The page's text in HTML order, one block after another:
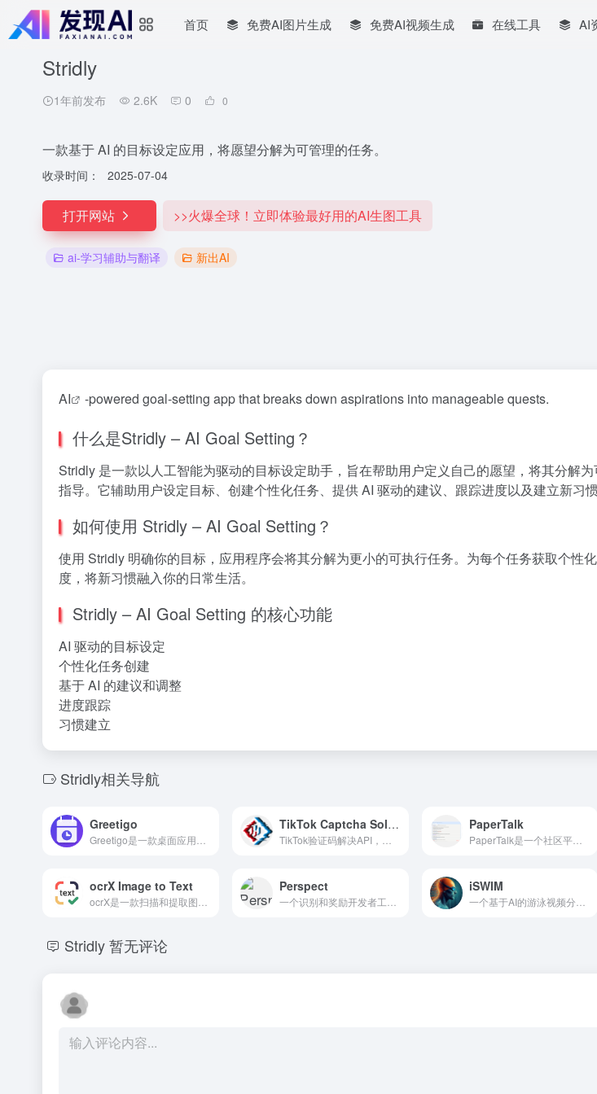
首页 免费AI图片生成 免费AI视频生成 在线工具 AI
Stridly
1年前发布 2.6K 0 0
一款基于 AI 的目标设定应用，将愿望分解为可管理的任务。
收录时间： 2025-07-04
打开网站 >>火爆全球！立即体验最好用的AI生图工具
ai-学习辅助与翻译 新出AI
AI -powered goal-setting app that breaks down aspirations into manageable quests.
什么是Stridly – AI Goal Setting？
Stridly 是一款以人工智能为驱动的目标设定助手，旨在帮助用户定义自己的愿望，将其分解
指导。它辅助用户设定目标、创建个性化任务、提供 AI 驱动的建议、跟踪进度以及建立新习惯
如何使用 Stridly – AI Goal Setting？
使用 Stridly 明确你的目标，应用程序会将其分解为更小的可执行任务。为每个任务获取个性
度，将新习惯融入你的日常生活。
Stridly – AI Goal Setting 的核心功能
AI 驱动的目标设定
个性化任务创建
基于 AI 的建议和调整
进度跟踪
习惯建立
Stridly相关导航
Greetigo TikTok Captcha Solver API PaperTalk
PaperTalk是一个社区平台，用于发现、讨论和理解各个领域的研究论文，包括物理、数学和经济学。它集成了AI聊天功能，以增强与论文内容的互动。
ocrX Image to Text Perspect iSWIM
Stridly暂无评论